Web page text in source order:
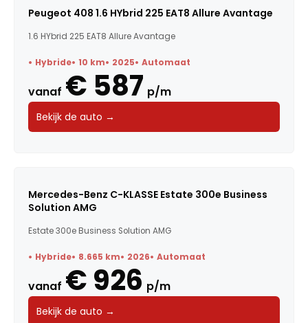
Peugeot 408 1.6 HYbrid 225 EAT8 Allure Avantage
1.6 HYbrid 225 EAT8 Allure Avantage
Hybride 10 km 2025 Automaat
vanaf € 587 p/m
Bekijk de auto →
Mercedes-Benz C-KLASSE Estate 300e Business
Solution AMG
Estate 300e Business Solution AMG
Hybride 8.665 km 2026 Automaat
vanaf € 926 p/m
Bekijk de auto →